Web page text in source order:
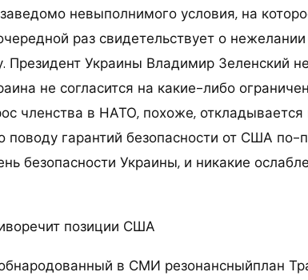
невыполнимого условия, на
раз свидетельствует о
Президент Украины Владимир Зеленский
не согласится на какие-либо
членства в НАТО, похоже,
поводу гарантий безопасности от США
безопасности Украины, и никакие
позиции США
в СМИ резонансныйплан